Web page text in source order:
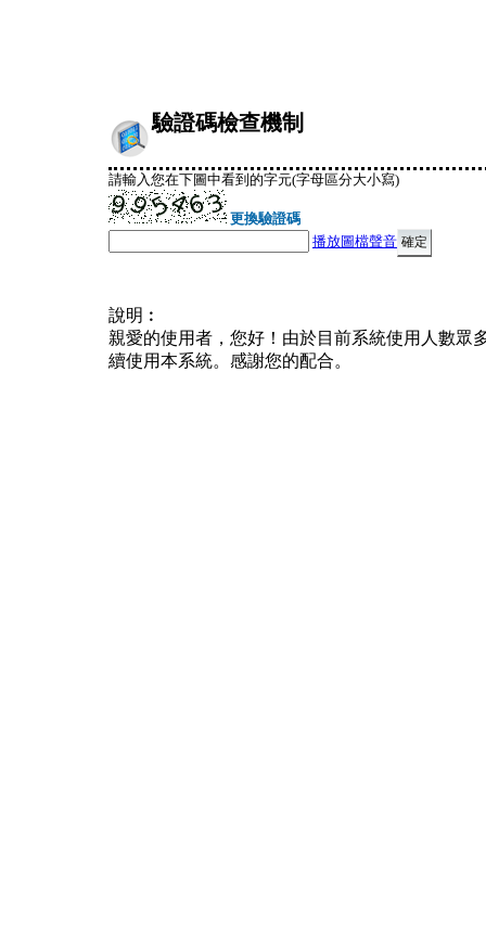
驗證碼檢查機制
請輸入您在下圖中看到的字元(字母區分大小寫)
更換驗證碼
播放圖檔聲音
說明︰
親愛的使用者，您好！由於目前系統使用人數眾
續使用本系統。感謝您的配合。